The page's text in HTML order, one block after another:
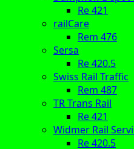
Re 421
railCare
Rem 476
Sersa
Re 420.5
Swiss Rail Traffic
Rem 487
TR Trans Rail
Re 421
Widmer Rail
Re 420.5